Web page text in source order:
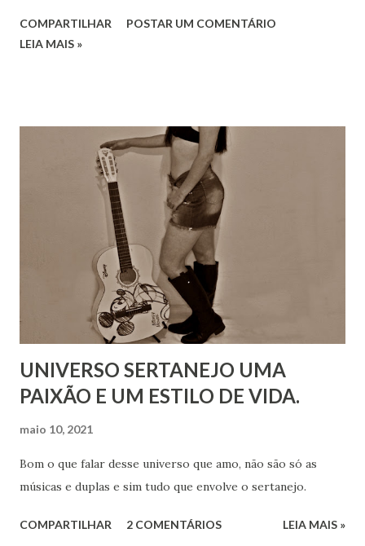
COMPARTILHAR
POSTAR UM COMENTÁRIO
LEIA MAIS »
UNIVERSO SERTANEJO UMA
PAIXÃO E UM ESTILO DE VIDA.
maio 10, 2021
Bom o que falar desse universo que amo, não são só as
músicas e duplas e sim tudo que envolve o sertanejo.
COMPARTILHAR 2 COMENTÁRIOS LEIA MAIS »